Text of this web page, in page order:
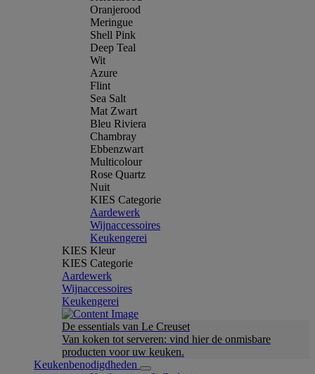
Oranjerood
Meringue
Shell Pink
Deep Teal
Wit
Azure
Flint
Sea Salt
Mat Zwart
Bleu Riviera
Chambray
Ebbenzwart
Multicolour
Rose Quartz
Nuit
KIES Categorie
Aardewerk
Wijnaccessoires
Keukengerei
KIES Kleur
KIES Categorie
Aardewerk
Wijnaccessoires
Keukengerei
De essentials van Le Creuset
Van koken tot serveren: vind hier de onmisbare
producten voor uw keuken.
Keukenbenodigdheden